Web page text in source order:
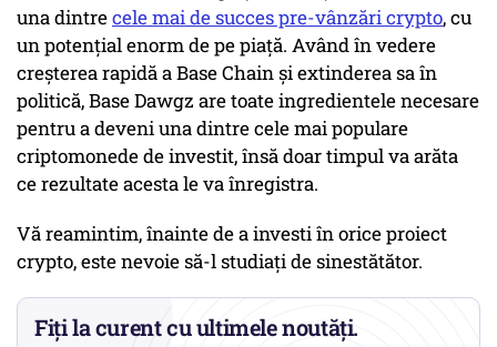
una dintrecele mai de succes pre-vânzări crypto, cu
un potențial enorm de pe piață. Având în vedere
creșterea rapidă a Base Chain și extinderea sa în
politică, Base Dawgz are toate ingredientele necesare
pentru a deveni una dintre cele mai populare
criptomonede de investit, însă doar timpul va arăta
ce rezultate acesta le va înregistra.
Vă reamintim, înainte de a investi în orice proiect
crypto, este nevoie să-l studiați de sinestătător.
Fiți la curent cu ultimele noutăți.